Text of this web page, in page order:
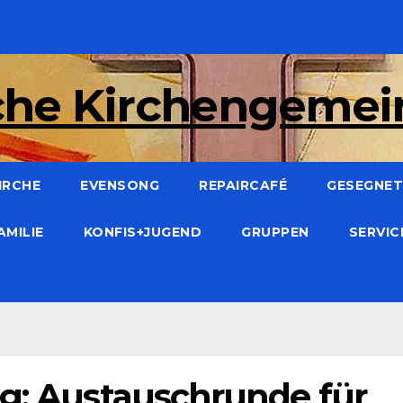
EVENSONG REPAIRCAFÉ
KONFIS+JUGEND GRUPPEN